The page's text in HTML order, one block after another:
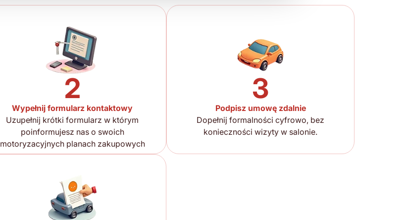
2
Wypełnij formularz kontaktowy
Uzupełnij krótki formularz w którym
poinformujesz nas o swoich
motoryzacyjnych planach zakupowych
3
Podpisz umowę zdalnie
Dopełnij formalności cyfrowo, bez
konieczności wizyty w salonie.